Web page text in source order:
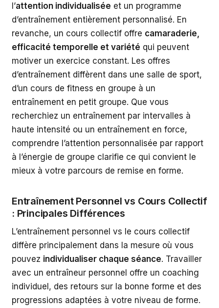
l’attention individualisée et un programme
d’entraînement entièrement personnalisé. En
revanche, un cours collectif offre camaraderie,
efficacité temporelle et variété qui peuvent
motiver un exercice constant. Les offres
d’entraînement diffèrent dans une salle de sport,
d’un cours de fitness en groupe à un
entraînement en petit groupe. Que vous
recherchiez un entraînement par intervalles à
haute intensité ou un entraînement en force,
comprendre l’attention personnalisée par rapport
à l’énergie de groupe clarifie ce qui convient le
mieux à votre parcours de remise en forme.
Entraînement Personnel vs Cours Collectif
: Principales Différences
L’entraînement personnel vs le cours collectif
diffère principalement dans la mesure où vous
pouvez individualiser chaque séance. Travailler
avec un entraîneur personnel offre un coaching
individuel, des retours sur la bonne forme et des
progressions adaptées à votre niveau de forme.